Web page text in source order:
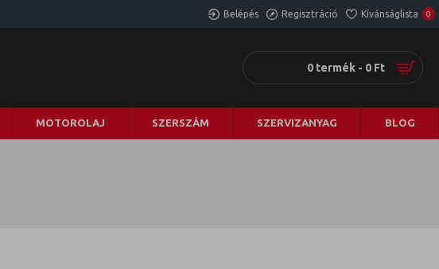
Belépés Regisztráció Kívánságlista 0
0 termék - 0 Ft
MOTOROLAJ SZERSZÁM SZERVIZANYAG BLOG